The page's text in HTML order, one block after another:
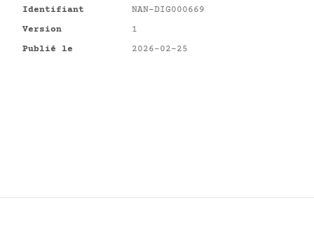
Identifiant
NAN-DIG000669
Version
1
Publié le
2026-02-25